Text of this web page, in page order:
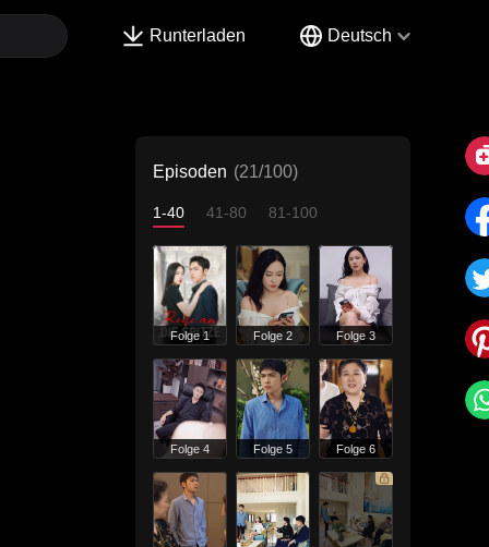
Runterladen Deutsch
Episoden (21/100)
1-40 41-80 81-100
Folge 1 Folge 2 Folge 3
Folge 4 Folge 5 Folge 6